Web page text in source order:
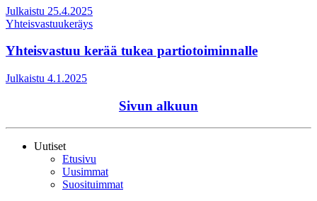
Julkaistu 25.4.2025
Yhteisvastuukeräys
Yhteisvastuu kerää tukea partiotoiminnalle
Julkaistu 4.1.2025
Sivun alkuun
Uutiset
Etusivu
Uusimmat
Suosituimmat